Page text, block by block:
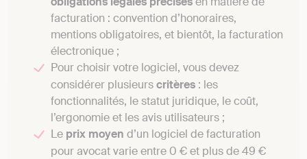
facturation : convention d’honoraires,
mentions obligatoires, et bientôt, la facturation
électronique ;
Pour choisir votre logiciel, vous devez
considérer plusieurscritères : les
fonctionnalités, le statut juridique, le coût,
l’ergonomie et les avis utilisateurs ;
Le prix moyen d’un logiciel de facturation
pour avocat varie entre 0 € et plus de 49 €